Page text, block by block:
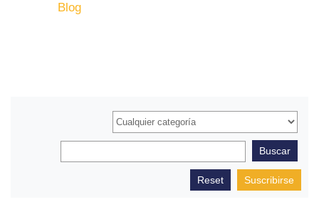
Blog
Suscribirse